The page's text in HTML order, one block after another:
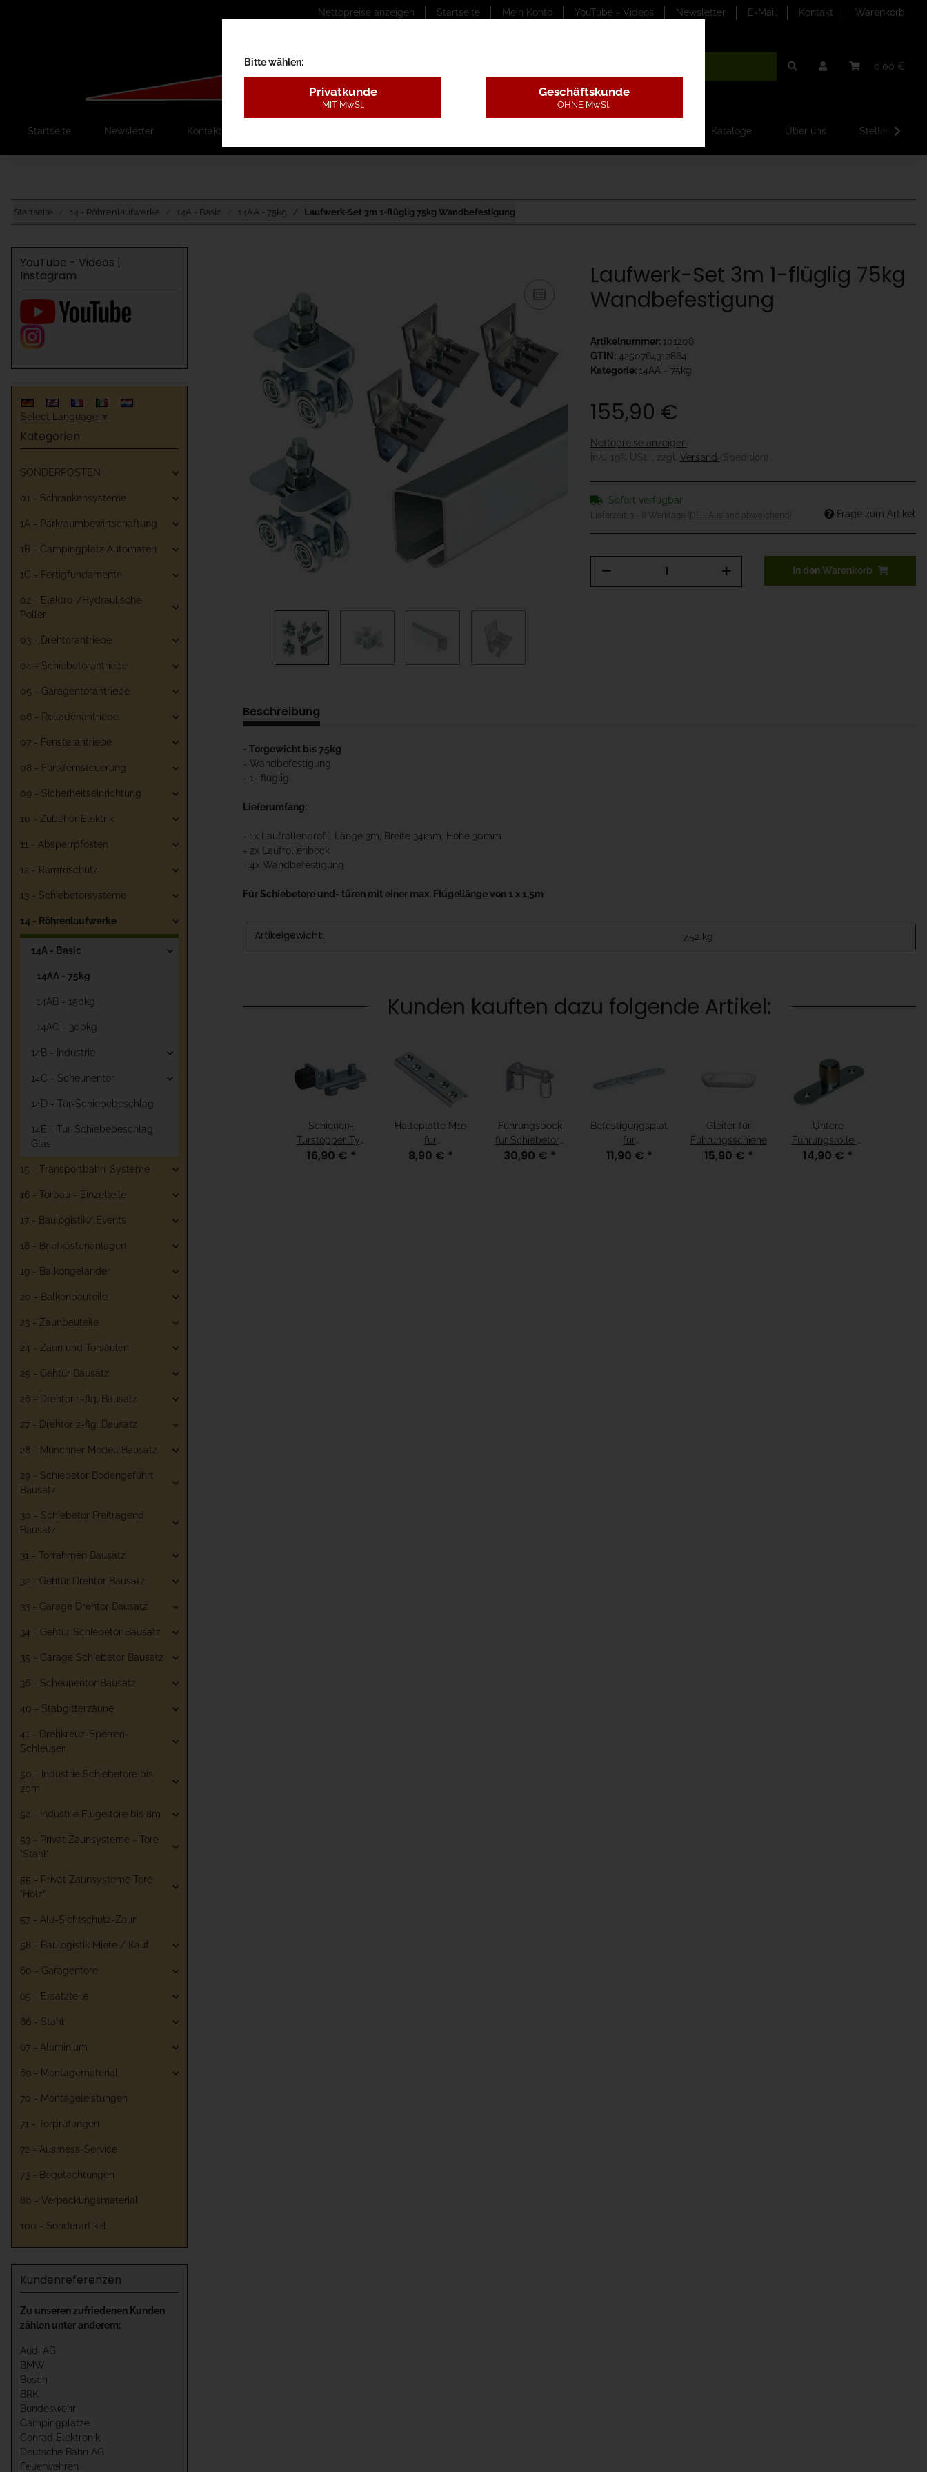
Nettopreise anzeigen Startseite Mein Konto YouTube - Videos Newsletter E-Mail Kontakt Warenkorb
0,00 €
Startseite Newsletter Kontakt Kataloge Über uns
Startseite 14 - Röhrenlaufwerke 14A - Basic 14AA - 75kg Laufwerk-Set 3m 1-flüglig 75kg Wandbefestigung
Laufwerk-Set 3m 1-flüglig 75kg
Wandbefestigung
Artikelnummer: 101208
GTIN: 4250764312864
Kategorie: 14AA - 75kg
155,90 €
Nettopreise anzeigen
inkl. 19% USt. , zzgl. Versand (Spedition)
Sofort verfügbar
Lieferzeit: 3 - 8 Werktage (DE - Ausland abweichend) Frage zum Artikel
In den Warenkorb
Beschreibung
- Torgewicht bis 75kg
- Wandbefestigung
- 1- flüglig
Lieferumfang:
- 1x Laufrollenprofil, Länge 3m, Breite 34mm, Höhe 30mm
- 2x Laufrollenbock
- 4x Wandbefestigung
Für Schiebetore und- türen mit einer max. Flügellänge von 1 x 1,5m
Artikelgewicht: 7,52 kg
Kunden kauften dazu folgende Artikel:
Schienen-
Türstopper Typ
24
16,90 € *
Halteplatte M10
für
Rollenlaufwerk
8,90 € *
Führungsbock
für Schiebetore
(1) VZ
30,90 € *
Befestigungsplatte,
für
Laufrollenbock
11,90 € *
Gleiter für
Führungsschiene
15,90 € *
Untere
Führungsrolle Ø
24mm
14,90 € *
YouTube - Videos |
Instagram
Select Language ▼
Kategorien
SONDERPOSTEN
01 - Schrankensysteme
1A - Parkraumbewirtschaftung
1B - Campingplatz Automaten
1C - Fertigfundamente
02 - Elektro-/Hydraulische
Poller
03 - Drehtorantriebe
04 - Schiebetorantriebe
05 - Garagentorantriebe
06 - Rolladenantriebe
07 - Fensterantriebe
08 - Funkfernsteuerung
09 - Sicherheitseinrichtung
10 - Zubehör Elektrik
11 - Absperrpfosten
12 - Rammschutz
13 - Schiebetorsysteme
14 - Röhrenlaufwerke
14A - Basic
14AA - 75kg
14AB - 150kg
14AC - 300kg
14B - Industrie
14C - Scheunentor
14D - Tür-Schiebebeschlag
14E - Tür-Schiebebeschlag
Glas
15 - Transportbahn-Systeme
16 - Torbau - Einzelteile
17 - Baulogistik/ Events
18 - Briefkästenanlagen
19 - Balkongeländer
20 - Balkonbauteile
23 - Zaunbauteile
24 - Zaun und Torsäulen
25 - Gehtür Bausatz
26 - Drehtor 1-flg. Bausatz
27 - Drehtor 2-flg. Bausatz
28 - Münchner Modell Bausatz
29 - Schiebetor Bodengeführt
Bausatz
30 - Schiebetor Freitragend
Bausatz
31 - Torrahmen Bausatz
32 - Gehtür Drehtor Bausatz
33 - Garage Drehtor Bausatz
34 - Gehtür Schiebetor Bausatz
35 - Garage Schiebetor Bausatz
36 - Scheunentor Bausatz
40 - Stabgitterzäune
41 - Drehkreuz-Sperren-
Schleusen
50 - Industrie Schiebetore bis
20m
52 - Industrie Flügeltore bis 8m
53 - Privat Zaunsysteme - Tore
"Stahl"
55 - Privat Zaunsysteme Tore
"Holz"
57 - Alu-Sichtschutz-Zaun
58 - Baulogistik Miete / Kauf
60 - Garagentore
65 - Ersatzteile
66 - Stahl
67 - Aluminium
69 - Montagematerial
70 - Montageleistungen
71 - Torprüfungen
72 - Ausmess-Service
73 - Begutachtungen
80 - Verpackungsmaterial
100 - Sonderartikel
Kundenreferenzen
Zu unseren zufriedenen Kunden
zählen unter anderem:
Audi AG
BMW
Bosch
BRK
Bundeswehr
Campingplätze
Conrad Elektronik
Deutsche Bahn AG
Feuerwehren
Bitte wählen:
Privatkunde
MIT MwSt.
Geschäftskunde
OHNE MwSt.